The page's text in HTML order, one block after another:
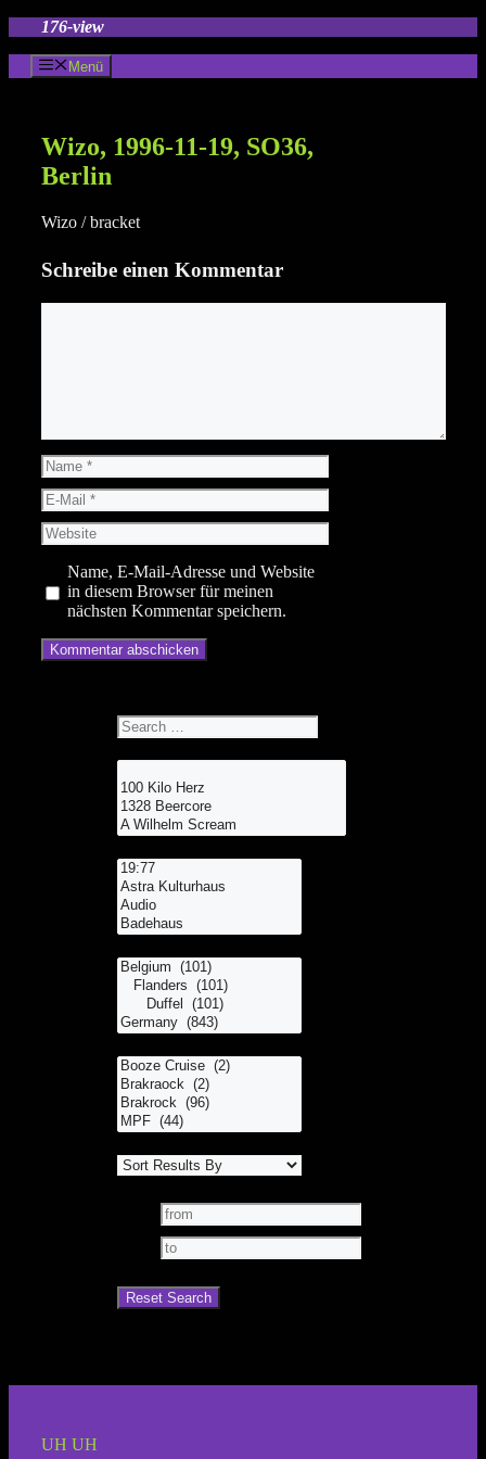
springen
176-view
Menü
Wizo, 1996-11-19, SO36,
Berlin
Wizo / bracket
Schreibe einen Kommentar
Name
E-
Mail
Website
Name, E-Mail-Adresse und Website
in diesem Browser für meinen
nächsten Kommentar speichern.
UH UH